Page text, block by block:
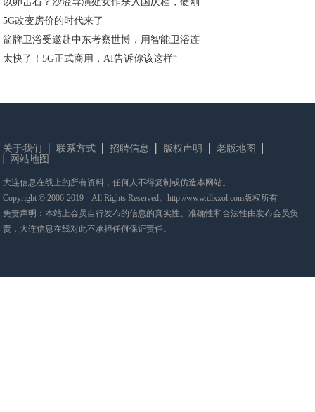
5G改变房价的时代来了
箭牌卫浴受邀赴中东考察世博，用智能卫浴连
太快了！5G正式商用，AI告诉你该这样“
关于我们 联系方式 招聘信息 版权声明
老版地图
网站地图
大连信息在线上的所有资料，任何人不得复制或仿造本网站。
Copyright © 2006-2019 All Rights Reserved。http://www.dlxxol.com版权所有
免责声明：本站上会员自行发布的信息的真实性、准确性和合法性由发布会员负
责，大连信息在线对此不承担任何保证责任。